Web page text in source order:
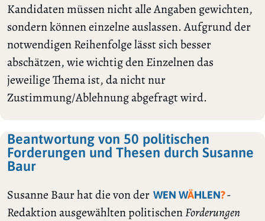
Kandidaten müssen nicht alle Angaben gewichten,
sondern können einzelne auslassen. Aufgrund der
notwendigen Reihenfolge lässt sich besser
abschätzen, wie wichtig den Einzelnen das
jeweilige Thema ist, da nicht nur
Zustimmung/Ablehnung abgefragt wird.
Beantwortung von 50 politischen
Forderungen und Thesen durch Susanne
Baur
Susanne Baur hat die von der WEN WÄHLEN?-
Redaktion ausgewählten politischenForderungen